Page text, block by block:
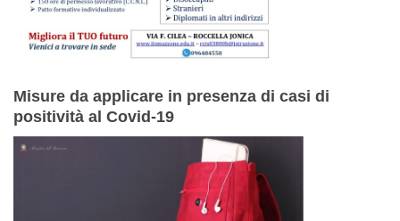
Misure da applicare in presenza di casi di
positività al Covid-19